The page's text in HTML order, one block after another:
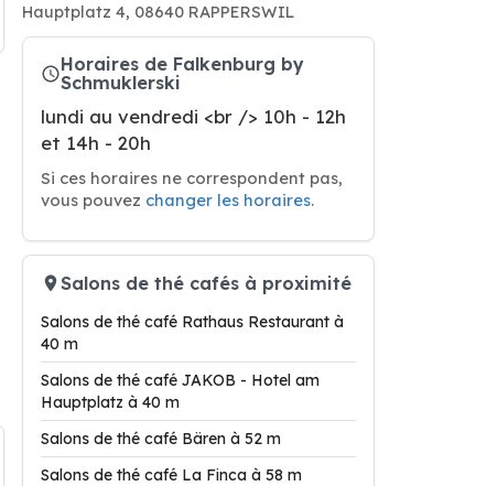
Hauptplatz 4, 08640 RAPPERSWIL
Horaires de Falkenburg by
Schmuklerski
lundi au vendredi <br /> 10h - 12h
et 14h - 20h
Si ces horaires ne correspondent pas,
vous pouvez changer les horaires.
Salons de thé cafés à proximité
Salons de thé café Rathaus Restaurant à
40 m
Salons de thé café JAKOB - Hotel am
Hauptplatz à 40 m
Salons de thé café Bären à 52 m
Salons de thé café La Finca à 58 m